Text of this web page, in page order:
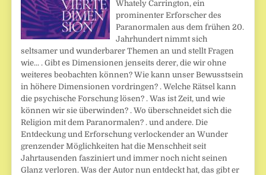
Whately Carrington, ein
prominenter Erforscher des
Paranormalen aus dem frühen 20.
Jahrhundert nimmt sich
seltsamer und wunderbarer Themen an und stellt Fragen
wie... . Gibt es Dimensionen jenseits derer, die wir ohne
weiteres beobachten können? Wie kann unser Bewusstsein
in höhere Dimensionen vordringen? . Welche Rätsel kann
die psychische Forschung lösen? . Was ist Zeit, und wie
können wir sie überwinden? . Wo überschneidet sich die
Religion mit dem Paranormalen? . und andere. Die
Entdeckung und Erforschung verlockender an Wunder
grenzender Möglichkeiten hat die Menschheit seit
Jahrtausenden fasziniert und immer noch nicht seinen
Glanz verloren. Was der Autor nun entdeckt hat, das gibt er